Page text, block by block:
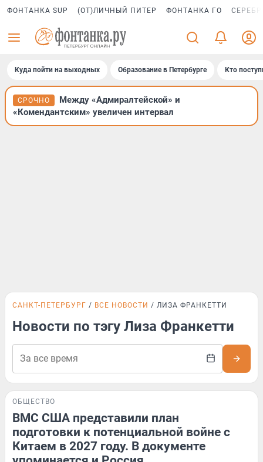
ФОНТАНКА SUP (ОТ)ЛИЧНЫЙ ПИТЕР ФОНТАНКА ГО
Куда пойти на выходных Образование в Петербурге Кто
СРОЧНО
Между «Адмиралтейской» и
«Комендантским» увеличен интервал
САНКТ-ПЕТЕРБУРГ ВСЕ НОВОСТИ ЛИЗА ФРАНКЕТТИ
Новости по тэгу Лиза Франкетти
ОБЩЕСТВО
ВМС США представили план
подготовки к потенциальной войне с
Китаем в 2027 году. В документе